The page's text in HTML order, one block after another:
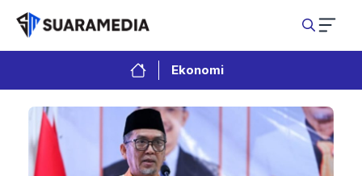
Langsung
isi
Ekonomi